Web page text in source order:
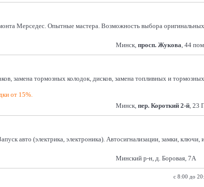
Мерседес. Опытные мастера. Возможность выбора
Минск, просп. Жукова, 44
замена тормозных колодок, дисков, замена топливных и
от 15%.
Минск, пер. Короткий 2-й, 23
авто (электрика, электроника). Автосигнализации, замки,
Минский р-н, д. Боровая, 7А
с 8:00 до